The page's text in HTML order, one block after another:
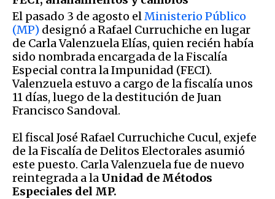
El pasado 3 de agosto elMinisterio Público
(MP) designó a Rafael Curruchiche en lugar
de Carla Valenzuela Elías, quien recién había
sido nombrada encargada de la Fiscalía
Especial contra la Impunidad (FECI).
Valenzuela estuvo a cargo de la fiscalía unos
11 días, luego de la destitución de Juan
Francisco Sandoval.
El fiscal José Rafael Curruchiche Cucul, exjefe
de la Fiscalía de Delitos Electorales asumió
este puesto. Carla Valenzuela fue de nuevo
reintegrada a la Unidad de Métodos
Especiales del MP.